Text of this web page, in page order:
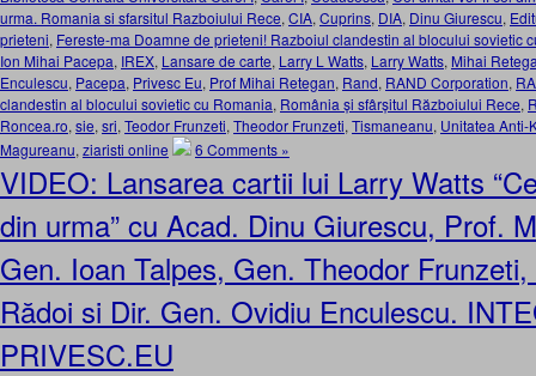
urma. Romania si sfarsitul Razboiului Rece, CIA, Cuprins, DIA, Dinu Giurescu,
prieteni, Fereste-ma Doamne de prieteni! Razboiul clandestin al blocului sovietic
Ion Mihai Pacepa, IREX, Lansare de carte, Larry L Watts, Larry Watts, Mihai
Enculescu, Pacepa, Privesc Eu, Prof Mihai Retegan, Rand, RAND Corporation,
clandestin al blocului sovietic cu Romania, România și sfârșitul Războiului Rece,
Roncea.ro, sie, sri, Teodor Frunzeti, Theodor Frunzeti, Tismaneanu, Unitatea Anti-
Magureanu, ziaristi online 6 Comments »
VIDEO: Lansarea cartii lui Larry Watts
din urma” cu Acad. Dinu Giurescu, Prof.
Gen. Ioan Talpes, Gen. Theodor
Rădoi si Dir. Gen. Ovidiu Enculescu.
PRIVESC.EU